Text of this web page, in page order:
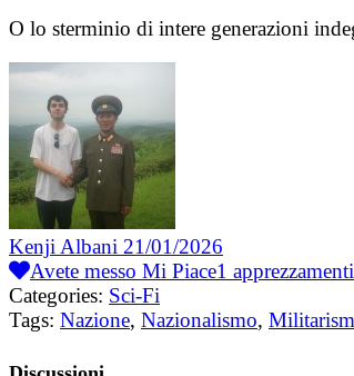
O lo sterminio di intere generazioni
Kenji Albani 21/01/2026
Avete messo Mi Piace1 apprezzamenti
Categories: Sci-Fi
Tags: Nazione, Nazionalismo,